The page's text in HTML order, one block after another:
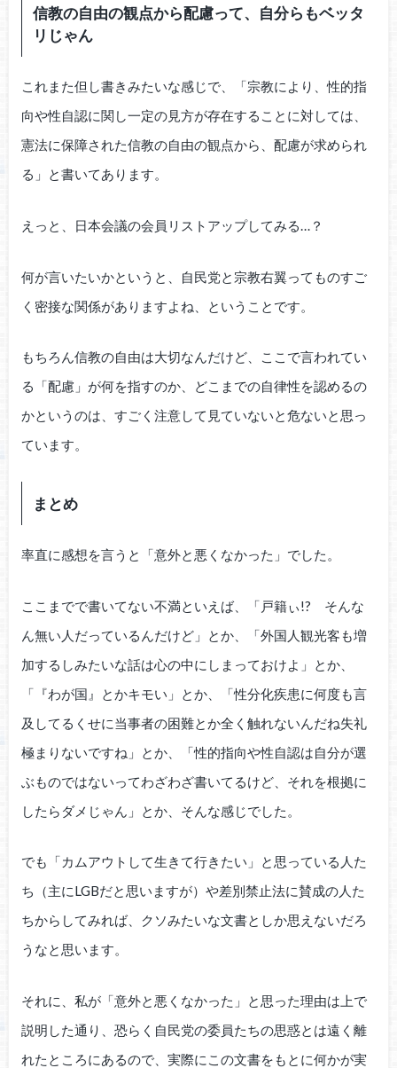
信教の自由の観点から配慮って、自分らもベッタ
リじゃん
これまた但し書きみたいな感じで、「宗教により、性的指
向や性自認に関し一定の見方が存在することに対しては、
憲法に保障された信教の自由の観点から、配慮が求められ
る」と書いてあります。
えっと、日本会議の会員リストアップしてみる…？
何が言いたいかというと、自民党と宗教右翼ってものすご
く密接な関係がありますよね、ということです。
もちろん信教の自由は大切なんだけど、ここで言われてい
る「配慮」が何を指すのか、どこまでの自律性を認めるの
かというのは、すごく注意して見ていないと危ないと思っ
ています。
まとめ
率直に感想を言うと「意外と悪くなかった」でした。
ここまでで書いてない不満といえば、「戸籍ぃ!? そんな
ん無い人だっているんだけど」とか、「外国人観光客も増
加するしみたいな話は心の中にしまっておけよ」とか、
「『わが国』とかキモい」とか、「性分化疾患に何度も言
及してるくせに当事者の困難とか全く触れないんだね失礼
極まりないですね」とか、「性的指向や性自認は自分が選
ぶものではないってわざわざ書いてるけど、それを根拠に
したらダメじゃん」とか、そんな感じでした。
でも「カムアウトして生きて行きたい」と思っている人た
ち（主にLGBだと思いますが）や差別禁止法に賛成の人た
ちからしてみれば、クソみたいな文書としか思えないだろ
うなと思います。
それに、私が「意外と悪くなかった」と思った理由は上で
説明した通り、恐らく自民党の委員たちの思惑とは遠く離
れたところにあるので、実際にこの文書をもとに何かが実